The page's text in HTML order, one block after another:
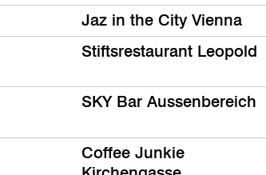
Jaz in the City Vienna
Stiftsrestaurant Leopold
SKY Bar Aussenbereich
Coffee Junkie